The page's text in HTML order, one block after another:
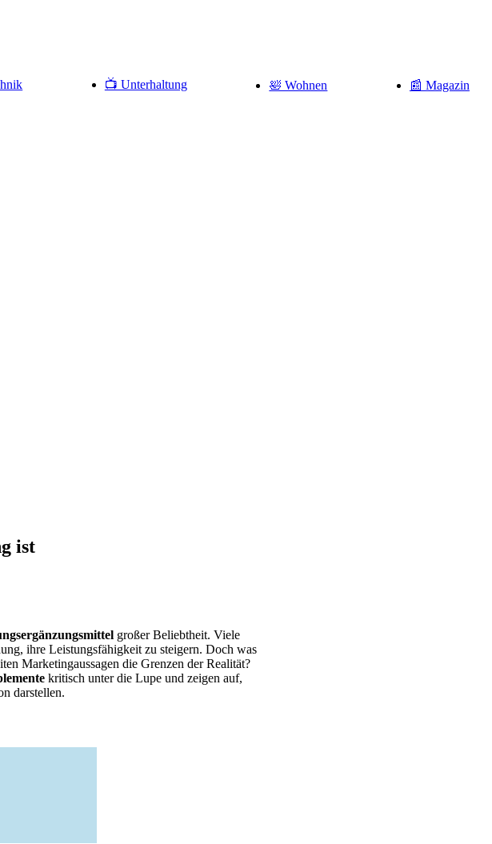
📺 Unterhaltung 🛀 Wohnen 📰 Magazin
ist
großer Beliebtheit. Viele
ihre Leistungsfähigkeit zu steigern. Doch was
Marketingaussagen die Grenzen der Realität?
kritisch unter die Lupe und zeigen auf,
darstellen.